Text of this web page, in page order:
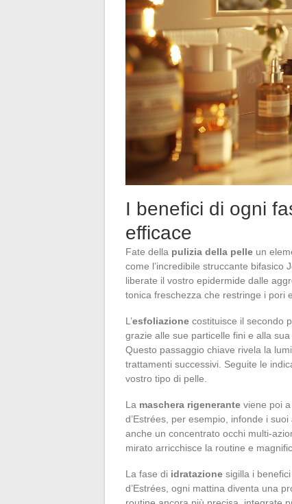
I benefici di ogni
efficace
Fate della pulizia della pelle un
come l’incredibile struccante bifasico
liberate il vostro epidermide dalle
tonica freschezza che restringe i pori
L’esfoliazione costituisce il secondo
grazie alle sue particelle fini e alla
Questo passaggio chiave rivela la
trattamenti successivi. Seguite le
vostro tipo di pelle.
La maschera rigenerante viene poi
d’Estrées, per esempio, infonde i
anche un concentrato occhi multi-
mirato arricchisce la routine e
La fase di idratazione sigilla i
d’Estrées, ogni mattina diventa una